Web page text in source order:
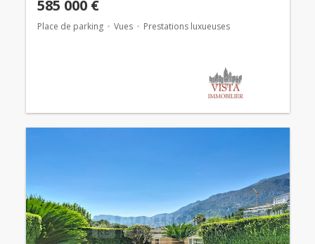
585 000 €
Place de parking Vues Prestations luxueuses